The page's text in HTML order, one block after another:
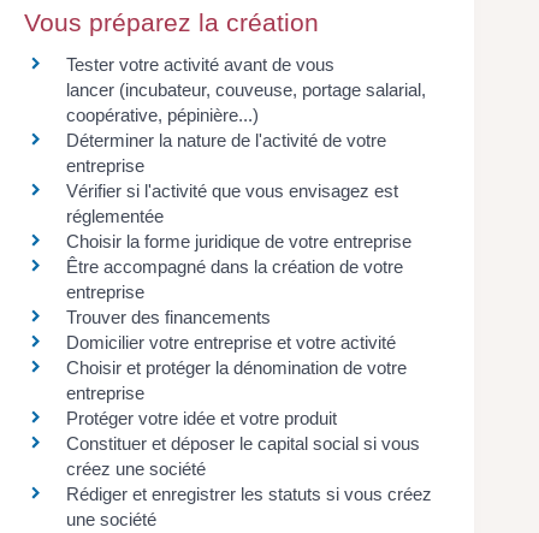
Vous préparez la création
Tester votre activité avant de vous
lancer (incubateur, couveuse, portage salarial,
coopérative, pépinière...)
Déterminer la nature de l'activité de votre
entreprise
Vérifier si l'activité que vous envisagez est
réglementée
Choisir la forme juridique de votre entreprise
Être accompagné dans la création de votre
entreprise
Trouver des financements
Domicilier votre entreprise et votre activité
Choisir et protéger la dénomination de votre
entreprise
Protéger votre idée et votre produit
Constituer et déposer le capital social si vous
créez une société
Rédiger et enregistrer les statuts si vous créez
une société